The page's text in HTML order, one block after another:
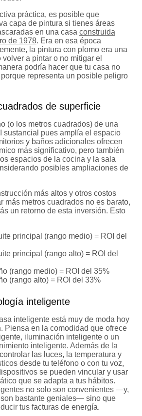
práctica, es posible que
capa de pintura si tienes áreas
en una casa construida
de 1978. Era en esa época
la pintura con plomo era una
a pintar o no mitigar el
podría hacer que tu casa no
representa un posible peligro
de superficie
(o los metros cuadrados) de una
sustancial pues amplía el espacio
y baños adicionales ofrecen
más significativo, pero también
espacios de la cocina y la sala
posibles ampliaciones de
más altos y otros costos
más metros cuadrados no es barato,
un retorno de esta inversión. Esto
principal (rango medio) = ROI del
principal (rango alto) = ROI del
(rango medio) = ROI del 35%
(rango alto) = ROI del 33%
inteligente
inteligente está muy de moda hoy
Piensa en la comodidad que ofrece
iluminación inteligente o un
inteligente. Además de la
las luces, la temperatura y
desde tu teléfono o con tu voz,
se pueden vincular y usar
que se adapta a tus hábitos.
no solo son convenientes —y,
bastante geniales— sino que
tus facturas de energía.